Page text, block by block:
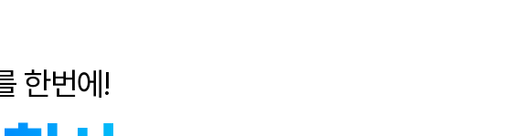
한번에!